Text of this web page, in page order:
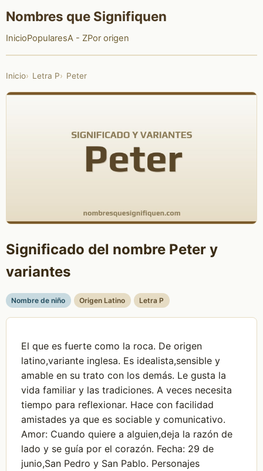
Nombres que Signifiquen
InicioPopularesA - ZPor origen
Inicio Letra P Peter
Significado del nombre Peter y
variantes
Nombre de niño Origen Latino Letra P
El que es fuerte como la roca. De origen
latino,variante inglesa. Es idealista,sensible y
amable en su trato con los demás. Le gusta la
vida familiar y las tradiciones. A veces necesita
tiempo para reflexionar. Hace con facilidad
amistades ya que es sociable y comunicativo.
Amor: Cuando quiere a alguien,deja la razón de
lado y se guía por el corazón. Fecha: 29 de
junio,San Pedro y San Pablo. Personajes